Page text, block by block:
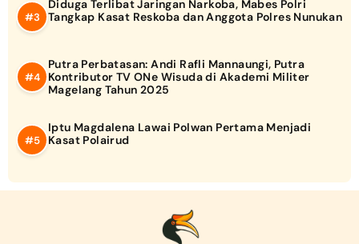
Diduga Terlibat Jaringan Narkoba, Mabes Polri
Tangkap Kasat Reskoba dan Anggota Polres Nunukan
Putra Perbatasan: Andi Rafli Mannaungi, Putra
Kontributor TV ONe Wisuda di Akademi Militer
Magelang Tahun 2025
Iptu Magdalena Lawai Polwan Pertama Menjadi
Kasat Polairud